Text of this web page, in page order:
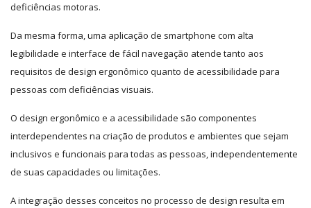
deficiências motoras.
Da mesma forma, uma aplicação de smartphone com alta
legibilidade e interface de fácil navegação atende tanto aos
requisitos de design ergonômico quanto de acessibilidade para
pessoas com deficiências visuais.
O design ergonômico e a acessibilidade são componentes
interdependentes na criação de produtos e ambientes que sejam
inclusivos e funcionais para todas as pessoas, independentemente
de suas capacidades ou limitações.
A integração desses conceitos no processo de design resulta em